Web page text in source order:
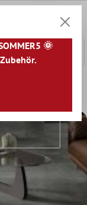
Steinoptik
🌞